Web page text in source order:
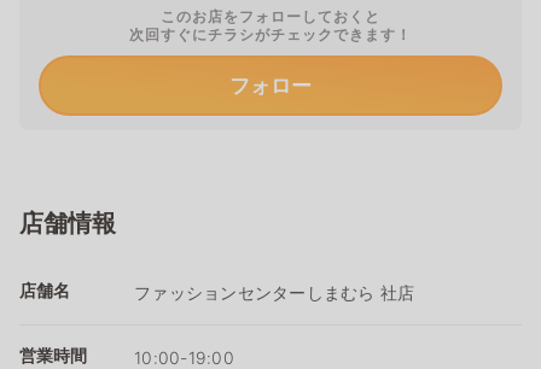
このお店をフォローしておくと
次回すぐにチラシがチェックできます！
フォロー
店舗情報
店舗名 ファッションセンターしまむら 社店
営業時間 10:00-19:00